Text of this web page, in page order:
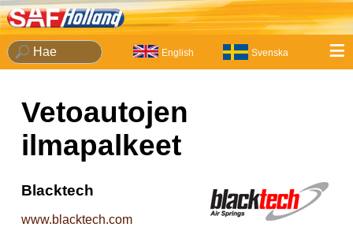
English Svenska
≡
Vetoautojen
ilmapalkeet
Blacktech
www.blacktech.com